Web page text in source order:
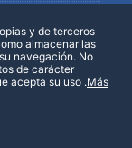
y de terceros
almacenar las
navegación. No
de carácter
acepta su uso .Más